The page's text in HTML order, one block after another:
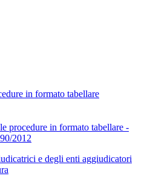
in formato tabellare
procedure in formato tabellare -
2012
e degli enti aggiudicatori